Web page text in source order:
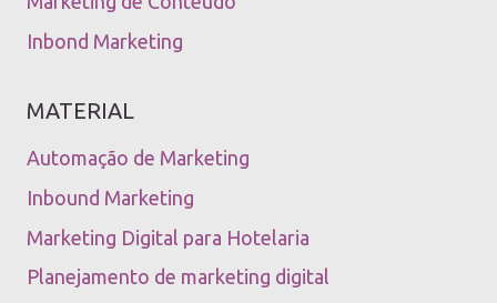
Inbond Marketing
MATERIAL
Automação de Marketing
Inbound Marketing
Marketing Digital para Hotelaria
Planejamento de marketing digital